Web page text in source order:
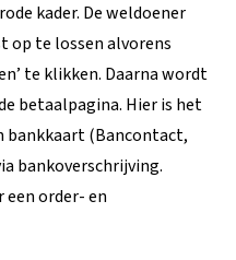
kader. De weldoener
op te lossen alvorens
te klikken. Daarna wordt
betaalpagina. Hier is het
bankkaart (Bancontact,
bankoverschrijving.
order- en